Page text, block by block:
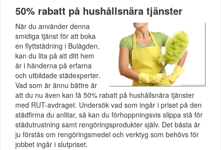
50% rabatt på hushållsnära tjänster
När du använder denna
smidiga tjänst för att boka
en flyttstädning i Bulägden,
kan du lita på att ditt hem
är i händerna på erfarna
och utbildade städexperter.
Vad som är ännu bättre är
att du nu även kan få 50% rabatt på hushållsnära tjänster
med RUT-avdraget. Undersök vad som ingår i priset på den
städfirma du anlitar, så kan du förhoppningsvis slippa stå för
städutrustning samt rengöringsprodukter själv. Det bästa är
ju förstås om rengöringsmedel och verktyg som behövs för
jobbet ingår i slutpriset.